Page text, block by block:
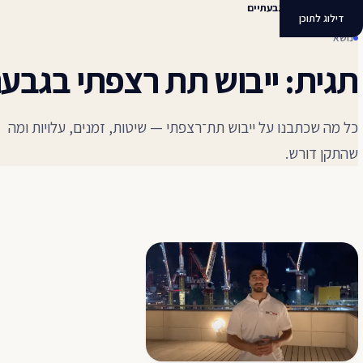
דילוג לתוכן
ייבוש תת רצפתי בגבעתיים
נושא
תגית: ייבוש תת רצפתי
כל מה שכתבנו על ייבוש תת־רצפתי — שיטות, זמנים, עלויות ומה
שהתקן דורש.